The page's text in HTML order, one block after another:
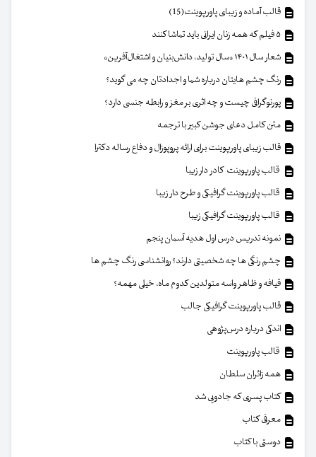
قالب آماده و زیبای پاورپوینت(15)
شعار سال ۱۴۰۱ «سال تولید، دانش‌بنیان و اشتغال‌آفرین»
رنگ چشم هایتان درباره شما و اجدادتان چه می گوید؟
پورنوگرافی چیست و چه اثری بر مغز و رابطه جنسی دارد؟
متن کامل دعای جوشن کبیر با ترجمه
قالب زیبای پاورپوینت برای ارائه پروپوزال و دفاع رساله دکترا
قالب پاورپوینت کادر دار زیبا
قالب پاورپوینت گرافیکی و طرح دار زیبا
قالب پاورپوینت گرافیکی زیبا
نمونه تدریس درس اول هدیه آسمان پنجم
چشم رنگی ها چه شخصیتی دارند؟ روانشناسی رنگ چشم ها
قیافه و ظاهر واسه متولدین کدوم ماه، خیلی مهمه؟
قالب پاورپوینت گرافیکی جالب
اندکی درباره درس‌پژوهی
قالب پاورپوینت
همه زائران سلطان
کتاب پسری که جادویی شد
معرفی کتاب
دوستی با کتاب